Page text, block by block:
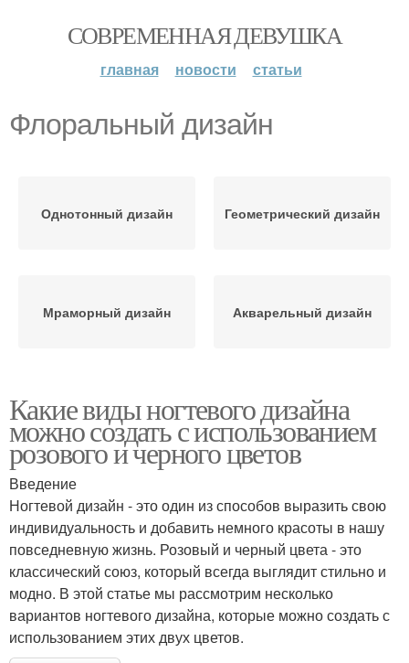
СОВРЕМЕННАЯ ДЕВУШКА
главная новости статьи
Флоральный дизайн
Однотонный дизайн Геометрический дизайн
Мраморный дизайн Акварельный дизайн
Какие виды ногтевого дизайна
можно создать с использованием
розового и черного цветов
Введение
Ногтевой дизайн - это один из способов выразить свою
индивидуальность и добавить немного красоты в нашу
повседневную жизнь. Розовый и черный цвета - это
классический союз, который всегда выглядит стильно и
модно. В этой статье мы рассмотрим несколько
вариантов ногтевого дизайна, которые можно создать с
использованием этих двух цветов.